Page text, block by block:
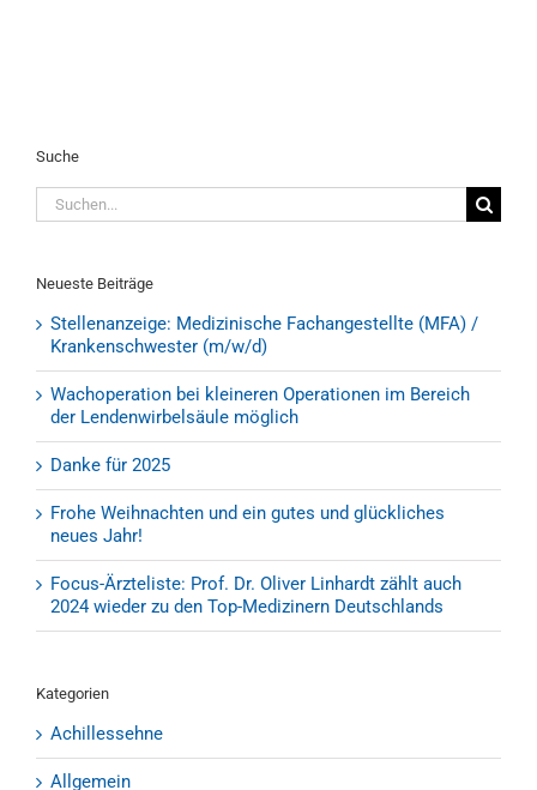
Suche
Suche
nach:
Neueste Beiträge
Stellenanzeige: Medizinische Fachangestellte (MFA) /
Krankenschwester (m/w/d)
Wachoperation bei kleineren Operationen im Bereich
der Lendenwirbelsäule möglich
Danke für 2025
Frohe Weihnachten und ein gutes und glückliches
neues Jahr!
Focus-Ärzteliste: Prof. Dr. Oliver Linhardt zählt auch
2024 wieder zu den Top-Medizinern Deutschlands
Kategorien
Achillessehne
Allgemein